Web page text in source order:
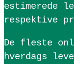
estimerede
respektive
De fleste
hverdags